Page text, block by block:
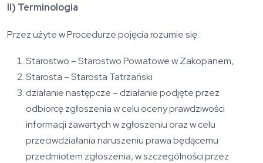
II) Terminologia
Przez użyte w Procedurze pojęcia rozumie się:
Starostwo – Starostwo Powiatowe w Zakopanem,
Starosta – Starosta Tatrzański
działanie następcze – działanie podjęte przez
odbiorcę zgłoszenia w celu oceny prawdziwości
informacji zawartych w zgłoszeniu oraz w celu
przeciwdziałania naruszeniu prawa będącemu
przedmiotem zgłoszenia, w szczególności przez